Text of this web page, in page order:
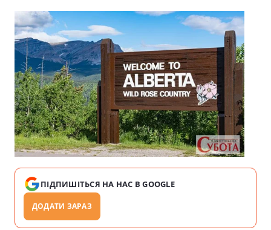
ПІДПИШІТЬСЯ НА НАС В GOOGLE
ДОДАТИ ЗАРАЗ